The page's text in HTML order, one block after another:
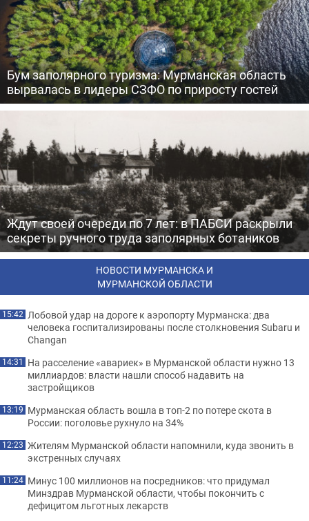
Бум заполярного туризма: Мурманская область
вырвалась в лидеры СЗФО по приросту гостей
Ждут своей очереди по 7 лет: в ПАБСИ раскрыли
секреты ручного труда заполярных ботаников
НОВОСТИ МУРМАНСКА И
МУРМАНСКОЙ ОБЛАСТИ
15:42 Лобовой удар на дороге к аэропорту Мурманска: два
человека госпитализированы после столкновения Subaru и
Changan
14:31 На расселение «авариек» в Мурманской области нужно 13
миллиардов: власти нашли способ надавить на
застройщиков
13:19 Мурманская область вошла в топ-2 по потере скота в
России: поголовье рухнуло на 34%
12:23 Жителям Мурманской области напомнили, куда звонить в
экстренных случаях
11:24 Минус 100 миллионов на посредников: что придумал
Минздрав Мурманской области, чтобы покончить с
дефицитом льготных лекарств